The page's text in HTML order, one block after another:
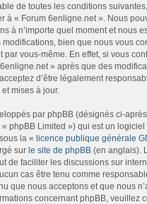
de toutes les conditions
à « Forum 6enligne.net ». Nous
à n’importe quel moment et nous
modifications, bien que nous vous
par vous-même. En effet, si vous
» après que des
d’être légalement
mises à jour.
par phpBB (désignés ci-
phpBB Limited ») qui est un logiciel
la « licence publique générale
sur le site de phpBB (en anglais).
de faciliter les discussions sur
cas être tenu comme
que nous acceptons et que nous
concernant phpBB, veuillez